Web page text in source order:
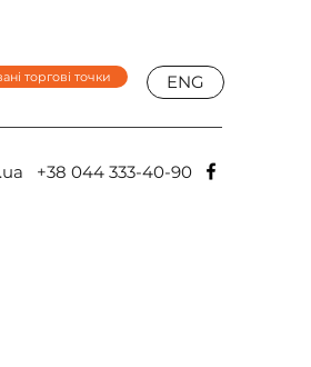
торгові точки ENG
+38 044 333-40-90